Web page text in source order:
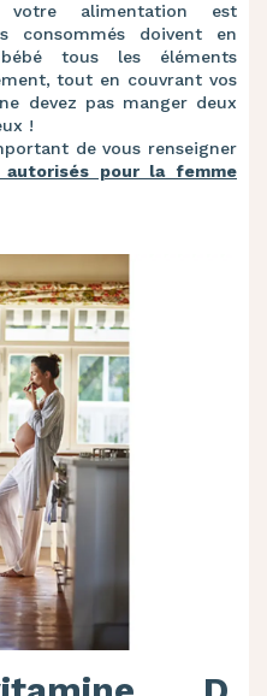
alimentation est
consommés doivent en
tous les éléments
tout en couvrant vos
ne devez pas manger deux
!
de vous renseigner
pour la femme